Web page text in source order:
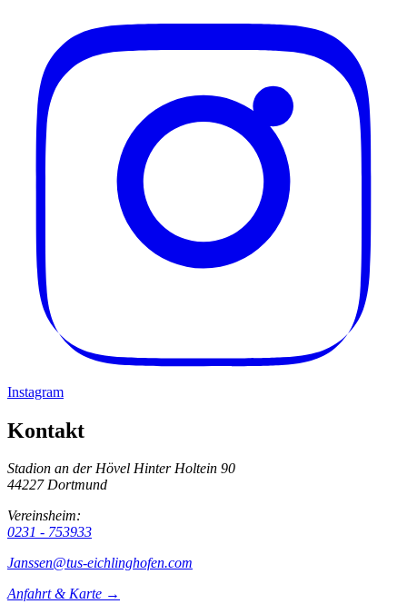
Instagram
Kontakt
Stadion an der Hövel Hinter Holtein 90
44227 Dortmund
Vereinsheim:
0231 - 753933
Janssen@tus-eichlinghofen.com
Anfahrt & Karte →